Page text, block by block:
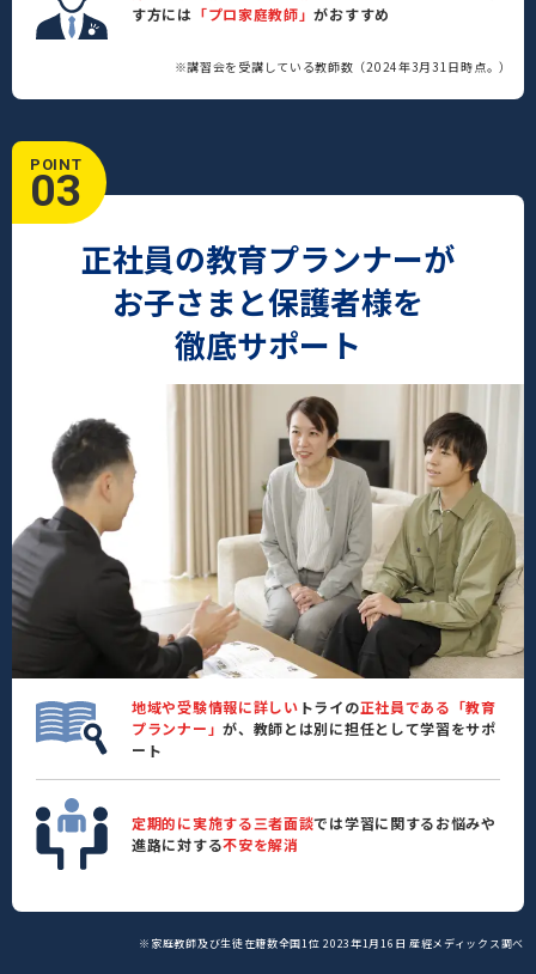
す方には 「プロ家庭教師」がおすすめ
※講習会を受講している教師数（2024年3月31日時点。）
POINT
03
正社員の教育プランナーが
お子さまと保護者様を
徹底サポート
地域や受験情報に詳しい トライの正社員である「教育
プランナー」が、教師とは別に担任として学習をサポ
ート
定期的に実施する三者面談では学習に関するお悩みや
進路に対する不安を解消
※家庭教師及び生徒在籍数全国1位 2023年1月16日 産經メディックス調べ